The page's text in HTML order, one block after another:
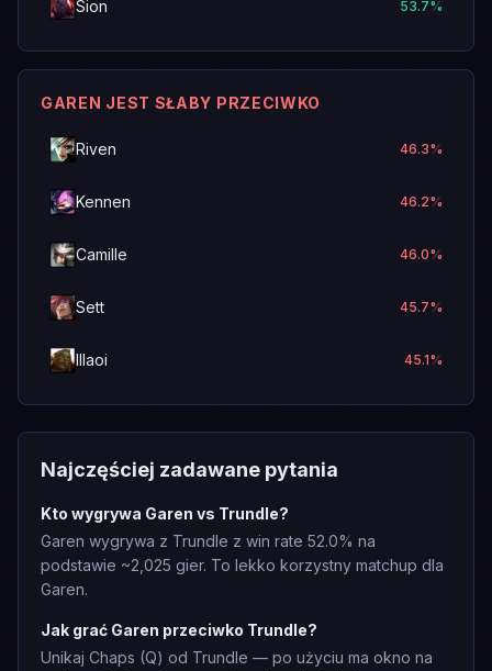
Sion 53.7%
GAREN JEST SŁABY PRZECIWKO
Riven 46.3%
Kennen 46.2%
Camille 46.0%
Sett 45.7%
Illaoi 45.1%
Najczęściej zadawane pytania
Kto wygrywa Garen vs Trundle?
Garen wygrywa z Trundle z win rate 52.0% na
podstawie ~2,025 gier. To lekko korzystny matchup dla
Garen.
Jak grać Garen przeciwko Trundle?
Unikaj Chaps (Q) od Trundle — po użyciu ma okno na